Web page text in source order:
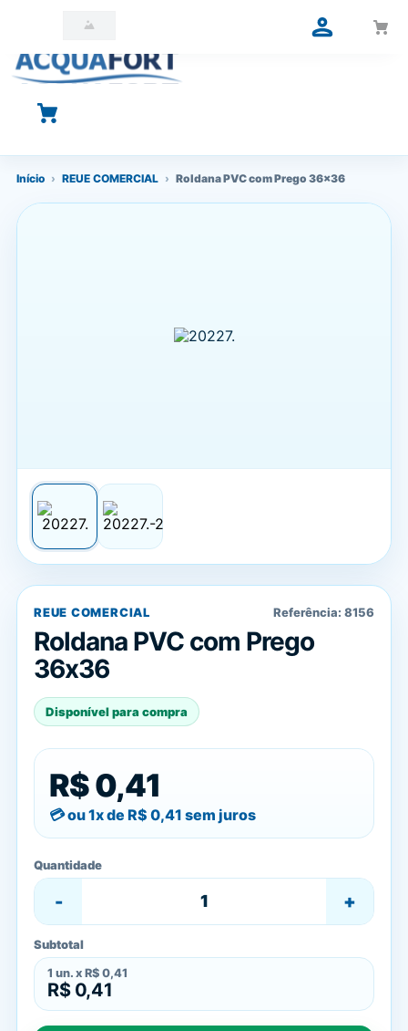
O que você está procurando?
Início › REUE COMERCIAL › Roldana PVC com Prego 36x36
REUE COMERCIAL Referência: 8156
Roldana PVC com Prego
36x36
Disponível para compra
R$ 0,41
ou 1x de R$ 0,41 sem juros
Quantidade
- +
Subtotal
1 un. x R$ 0,41
R$ 0,41